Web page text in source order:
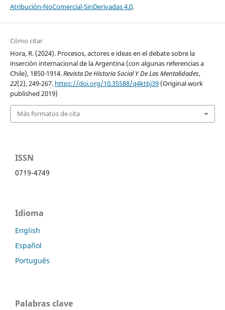
Atribución-NoComercial-SinDerivadas 4.0.
Cómo citar
Hora, R. (2024). Procesos, actores e ideas en el debate sobre la
inserción internacional de la Argentina (con algunas referencias a
Chile), 1850-1914.Revista De Historia Social Y De Las Mentalidades,
22(2), 249-267. https://doi.org/10.35588/q4ktbj39(Original work
published 2019)
Más formatos de cita
ISSN
0719-4749
Idioma
English
Español
Português
Palabras clave